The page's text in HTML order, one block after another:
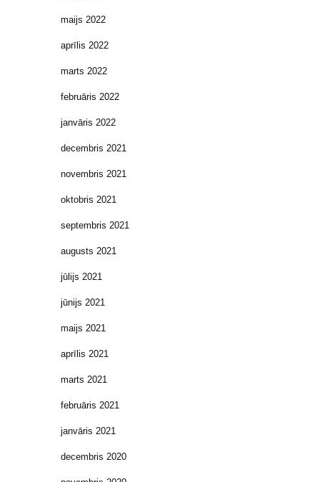
maijs 2022
aprīlis 2022
marts 2022
februāris 2022
janvāris 2022
decembris 2021
novembris 2021
oktobris 2021
septembris 2021
augusts 2021
jūlijs 2021
jūnijs 2021
maijs 2021
aprīlis 2021
marts 2021
februāris 2021
janvāris 2021
decembris 2020